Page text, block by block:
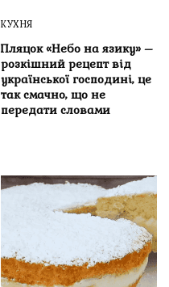
КУХНЯ
Пляцок «Небо на язику» –
розкішний рецепт від
української господині, це
так смачно, що не
передати словами